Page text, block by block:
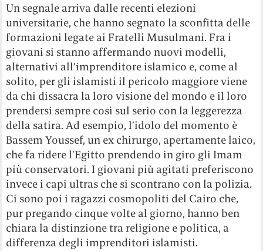
Un segnale arriva dalle recenti elezioni
universitarie, che hanno segnato la sconfitta delle
formazioni legate ai Fratelli Musulmani. Fra i
giovani si stanno affermando nuovi modelli,
alternativi all’imprenditore islamico e, come al
solito, per gli islamisti il pericolo maggiore viene
da chi dissacra la loro visione del mondo e il loro
prendersi sempre così sul serio con la leggerezza
della satira. Ad esempio, l’idolo del momento è
Bassem Youssef, un ex chirurgo, apertamente laico,
che fa ridere l’Egitto prendendo in giro gli Imam
più conservatori. I giovani più agitati preferiscono
invece i capi ultras che si scontrano con la polizia.
Ci sono poi i ragazzi cosmopoliti del Cairo che,
pur pregando cinque volte al giorno, hanno ben
chiara la distinzione tra religione e politica, a
differenza degli imprenditori islamisti.